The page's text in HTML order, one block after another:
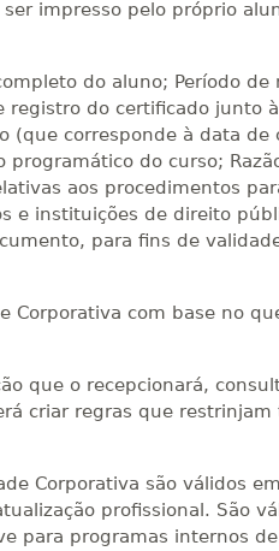
impresso pelo próprio
do aluno; Período de
registro do certificado junto
(que corresponde à data de
do curso;
aos procedimentos
e instituições de direito
para fins de
Corporativa com base no
que o recepcionará,
criar regras que restrinjam
Corporativa são válidos
profissional. São
para programas internos